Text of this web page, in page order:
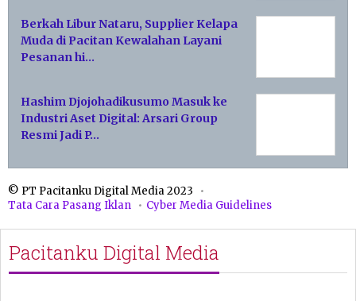
Berkah Libur Nataru, Supplier Kelapa
Muda di Pacitan Kewalahan Layani
Pesanan hi…
Hashim Djojohadikusumo Masuk ke
Industri Aset Digital: Arsari Group
Resmi Jadi P…
© PT Pacitanku Digital Media 2023
Tata Cara Pasang Iklan
Cyber Media Guidelines
Pacitanku Digital Media